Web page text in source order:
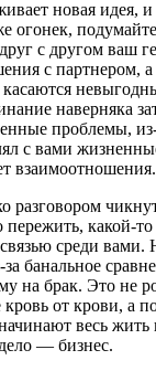
новая идея,
огонек,
с другом ваш
с партнером, а
наверняка
проблемы,
с вами
взаимоотношения.
разговором
какой-
среди вами.
банальное
на брак. Это не
от крови, а
весь
— бизнес.